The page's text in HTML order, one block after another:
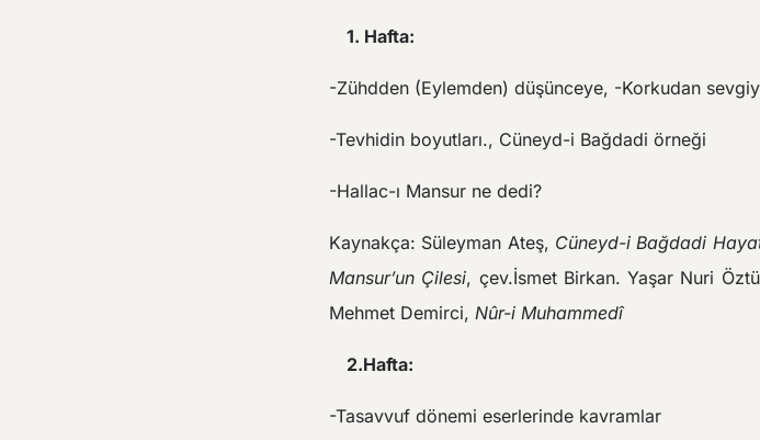
1. Hafta:
-Zühdden (Eylemden) düşünceye, -Korkudan
-Tevhidin boyutları., Cüneyd-i Bağdadi örneği
-Hallac-ı Mansur ne dedi?
Kaynakça: Süleyman Ateş, Cüneyd-i Bağdadi
Mansur’un Çilesi, çev.İsmet Birkan. Yaşar Nuri
Mehmet Demirci, Nûr-i Muhammedî
2.Hafta:
-Tasavvuf dönemi eserlerinde kavramlar